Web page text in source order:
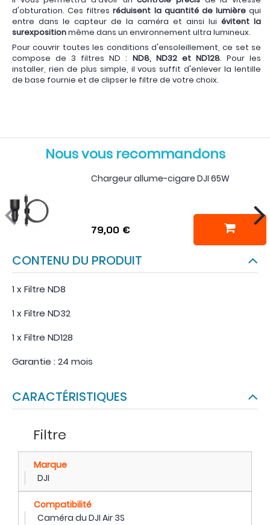
d'obturation. Ces filtresréduisent la quantité de lumièrequi
entre dans le capteur de la caméra et ainsi lui évitent la
surexpositionmême dans un environnement ultra lumineux.
Pour couvrir toutes les conditions d'ensoleillement, ce set se
compose de 3 filtres ND : ND8, ND32 et ND128. Pour les
installer, rien de plus simple, il vous suffit d'enlever la lentille
de base fournie et de clipser le filtre de votre choix.
Nous vous recommandons
Chargeur allume-cigare DJI 65W
79,00 €
CONTENU DU PRODUIT
1 x Filtre ND8
1 x Filtre ND32
1 x Filtre ND128
Garantie : 24 mois
CARACTÉRISTIQUES
Filtre
Marque
DJI
Compatibilité
Caméra du DJI Air 3S